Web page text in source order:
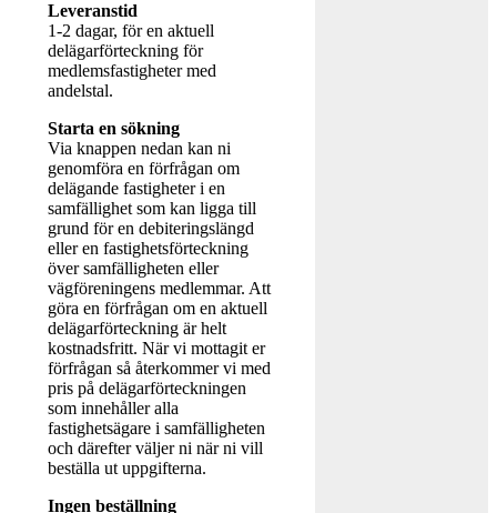
Leveranstid
1-2 dagar, för en aktuell
delägarförteckning för
medlemsfastigheter med
andelstal.
Starta en sökning
Via knappen nedan kan ni
genomföra en förfrågan om
delägande fastigheter i en
samfällighet som kan ligga till
grund för en debiteringslängd
eller en fastighetsförteckning
över samfälligheten eller
vägföreningens medlemmar. Att
göra en förfrågan om en aktuell
delägarförteckning är helt
kostnadsfritt. När vi mottagit er
förfrågan så återkommer vi med
pris på delägarförteckningen
som innehåller alla
fastighetsägare i samfälligheten
och därefter väljer ni när ni vill
beställa ut uppgifterna.
Ingen beställning